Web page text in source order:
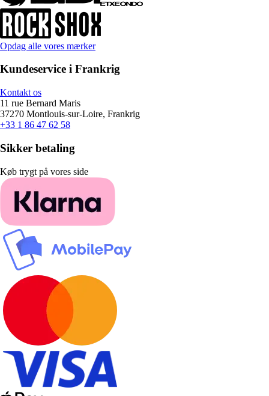
Opdag alle vores mærker
Kundeservice i Frankrig
Kontakt os
11 rue Bernard Maris
37270 Montlouis-sur-Loire, Frankrig
+33 1 86 47 62 58
Sikker betaling
Køb trygt på vores side